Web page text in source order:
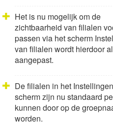
Het is nu mogelijk om de
zichtbaarheid van filialen
passen via het scherm
van filialen wordt hierdoor
aangepast.
De filialen in het
scherm zijn nu standaard
kunnen door op de
worden.